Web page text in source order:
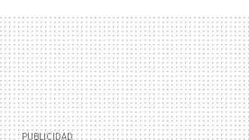
MAIL